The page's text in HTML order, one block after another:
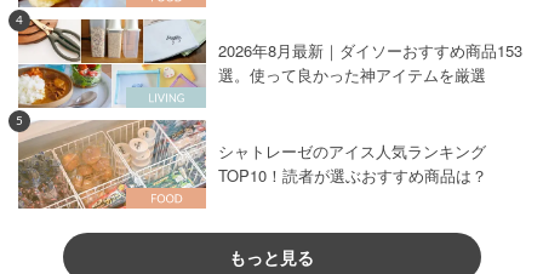
4
2026年8月最新｜ダイソーおすすめ商品153
選。使って良かった神アイテムを厳選
5
シャトレーゼのアイス人気ランキング
TOP10！読者が選ぶおすすめ商品は？
もっと見る